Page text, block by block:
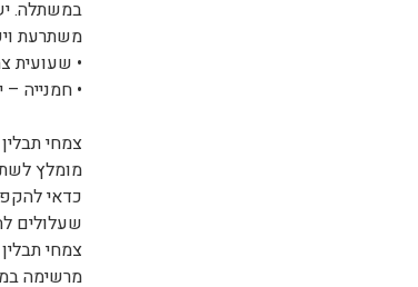
במשתלה.
משתרעת
• שעועית
• חמנייה – יכולה
צמחי
מומלץ
כדאי
שעלולים
צמחי
מרשימה